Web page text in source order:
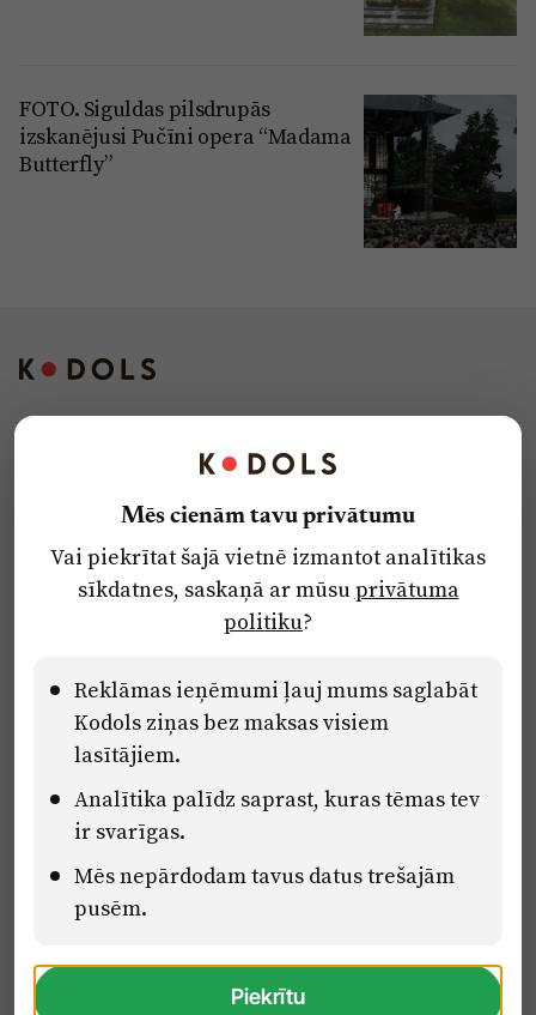
FOTO. Siguldas pilsdrupās
izskanējusi Pučīni opera “Madama
Butterfly”
Privātuma politika
Ētikas kodekss
Pārredzamības paziņojumi
Eiropas Savienības Atveseļošanas un noturības mehānisma plāna
2.2. reformu un investīciju virziena “Uzņēmumu digitālā
transformācija un inovācijas” 2.2.1.5.i. investīcijas “Mediju nozares
uzņēmumu digitālās transformācijas veicināšana” pasākuma
“Mācības mediju nozares speciālistu digitālās kompetences un
zināšanu pilnveidošanai” projektā Latvijas Mediju nozares
kompetenču centrs (2.2.1.5.i.0/2/24/A/CFLA/001).
Mēs cienām tavu privātumu
Vai piekrītat šajā vietnē izmantot analītikas
sīkdatnes, saskaņā ar mūsuprivātuma
politiku?
Reklāmas ieņēmumi ļauj mums saglabāt
Kodols ziņas bez maksas visiem
lasītājiem.
Analītika palīdz saprast, kuras tēmas tev
ir svarīgas.
Mēs nepārdodam tavus datus trešajām
pusēm.
Piekrītu